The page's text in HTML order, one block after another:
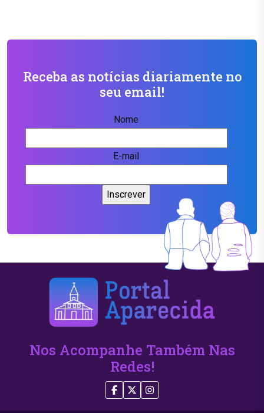
Receba as notícias diariamente no
seu email!
Nome
E-mail
Nos Acompanhe Também Nas
Redes!